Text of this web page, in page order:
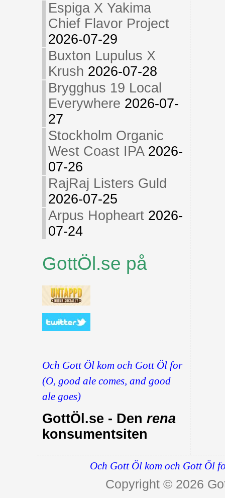
Espiga X Yakima
Chief Flavor Project
2026-07-29
Buxton Lupulus X
Krush 2026-07-28
Brygghus 19 Local
Everywhere 2026-07-
27
Stockholm Organic
West Coast IPA 2026-
07-26
RajRaj Listers Guld
2026-07-25
Arpus Hopheart 2026-
07-24
GottÖl.se på
Och Gott Öl kom och Gott Öl for
(O, good ale comes, and good
ale goes)
GottÖl.se - Den rena
konsumentsiten
Och Gott Öl kom och Gott Öl
Copyright © 2026